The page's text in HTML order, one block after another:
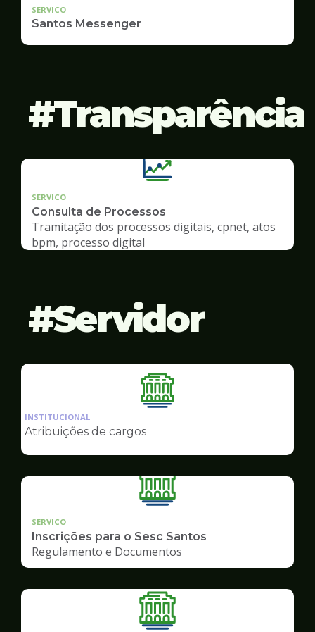
SERVICO
Santos Messenger
Transparência
SERVICO
Consulta de Processos
Tramitação dos processos digitais, cpnet, atos
bpm, processo digital
Servidor
Ilustração
da
Servidor
INSTITUCIONAL
Atribuições de cargos
SERVICO
Inscrições para o Sesc Santos
Regulamento e Documentos